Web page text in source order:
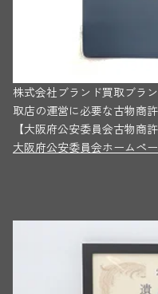
株式会社ブランド買取ブラ
取店の運営に必要な古物商
【大阪府公安委員会古物商
大阪府公安委員会ホームペ